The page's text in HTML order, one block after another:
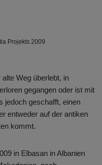
Projekts 2009
Weg überlebt, in
gegangen oder ist mit
jedoch geschafft, einen
entweder auf der antiken
kommt.
in Elbasan in Albanien